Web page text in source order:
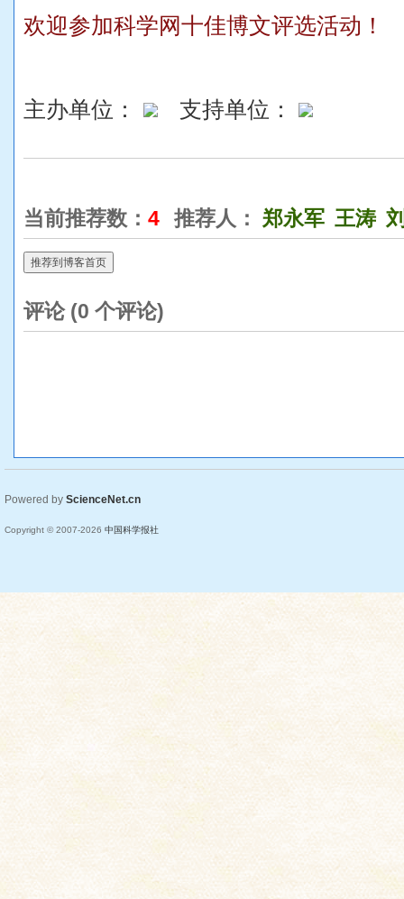
欢迎参加科学网十佳博文评选活动！
主办单位： 支持单位：
当前推荐数： 4 推荐人： 郑永军 王涛
推荐到博客首页
评论 (0 个评论)
Powered by ScienceNet.cn
Copyright © 2007-2026 中国科学报社